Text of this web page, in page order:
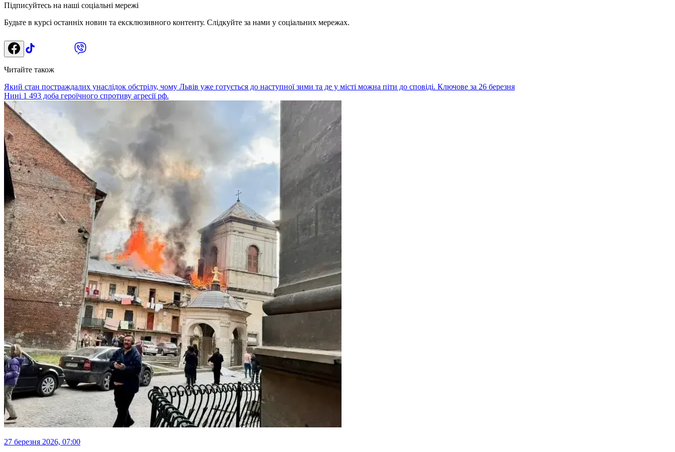
Підписуйтесь на наші соціальні мережі
Будьте в курсі останніх новин та ексклюзивного контенту. Слідкуйте за нами у соціальних мережах.
Читайте також
Який стан постраждалих унаслідок обстрілу, чому Львів уже готується до наступної зими та де у місті можна піти до сповіді. Ключове за 26 березня
Нині 1 493 доба героїчного спротиву агресії рф.
27 березня 2026, 07:00